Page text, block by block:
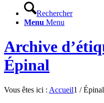
Rechercher
Menu Menu
Archive
Épinal
Vous êtes ici : Accueil1 / Épinal